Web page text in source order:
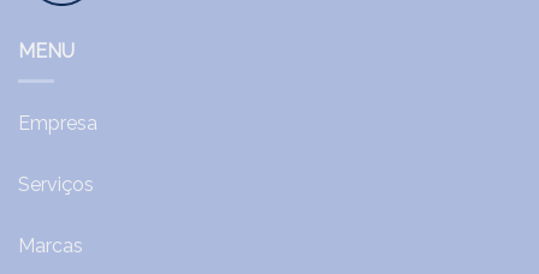
MENU
Empresa
Serviços
Marcas